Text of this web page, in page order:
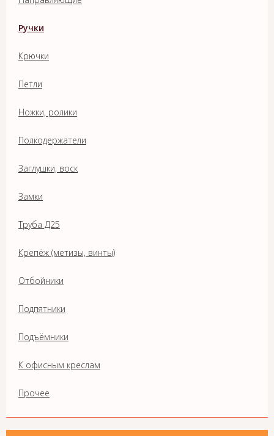
Ручки
Крючки
Петли
Ножки, ролики
Полкодержатели
Заглушки, воск
Замки
Труба Д25
Крепёж (метизы, винты)
Отбойники
Подпятники
Подъёмники
К офисным креслам
Прочее